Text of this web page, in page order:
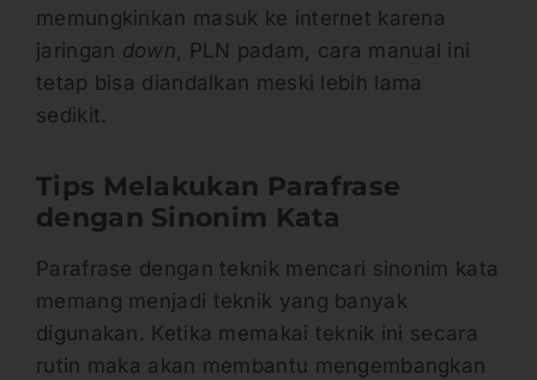
memungkinkan masuk ke internet karena
jaringan down , PLN padam, cara manual ini
tetap bisa diandalkan meski lebih lama
sedikit.
Tips Melakukan Parafrase
dengan Sinonim Kata
Parafrase dengan teknik mencari sinonim kata
memang menjadi teknik yang banyak
digunakan. Ketika memakai teknik ini secara
rutin maka akan membantu mengembangkan